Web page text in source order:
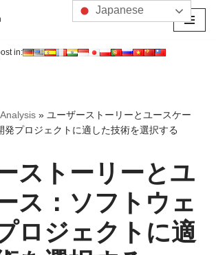
in:
» ユーザーストーリーとユースケー
発プロジェクトに適した技術を選択する
ストーリーとユ
ス：ソフトウェ
ロジェクトに適
Japanese